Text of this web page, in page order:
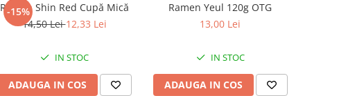
-15%
Ramen Shin Red Cupă Mică
14,50 Lei12,33 Lei
IN STOC
ADAUGA IN COS
Ramen Yeul 120g OTG
13,00 Lei
IN STOC
ADAUGA IN COS